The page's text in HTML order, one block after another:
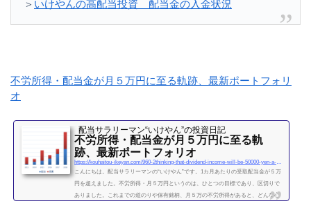
＞ いけやんの高配当投資 配当金の入金状況
不労所得・配当金が月５万円に至る軌跡、最新ポートフォリ
オ
配当サラリーマン“いけやん”の投資日記 ​
不労所得・配当金が月５万円に至る軌
跡、最新ポートフォリオ
https://kouhaitou-ikeyan.com/960-2thinking-that-dividend-income-will-be-50000-yen-a-month
こんにちは。配当サラリーマンの“いけやん”です。1カ月あたりの受取配当金が５万
円を超えました。不労所得・月５万円というのは、ひとつの目標であり、区切りで
ありました。これまでの道のりや保有銘柄、月５万の不労所得があると、どんな心